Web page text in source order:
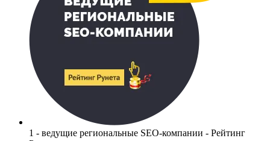
1 - ведущие региональные SEO-компании - Рейтинг